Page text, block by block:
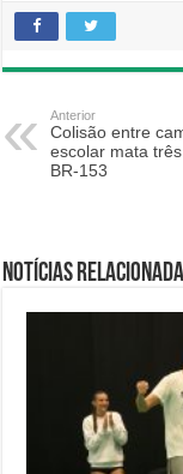
Anterior
Colisão entre
escolar mata
BR-153
Notícias